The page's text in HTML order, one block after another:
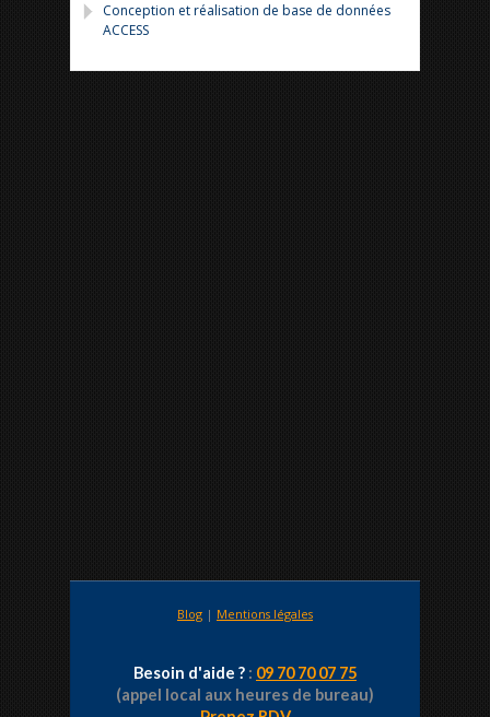
Conception et réalisation de base de données
ACCESS
Blog | Mentions légales
Besoin d'aide ? : 09 70 70 07 75
(appel local aux heures de bureau)